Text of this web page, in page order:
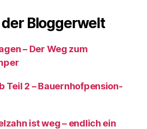
der Bloggerwelt
– Der Weg zum
Teil 2 – Bauernhofpension-
ist weg – endlich ein